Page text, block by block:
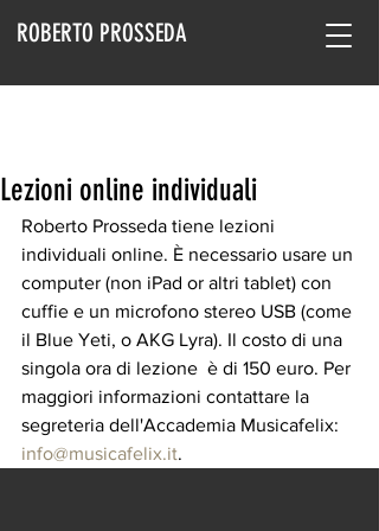
ROBERTO PROSSEDA
Lezioni online individuali
Roberto Prosseda tiene lezioni
individuali online. È necessario usare un
computer (non iPad or altri tablet) con
cuffie e un microfono stereo USB (come
il Blue Yeti, o AKG Lyra). Il costo di una
singola ora di lezione  è di 150 euro. Per
maggiori informazioni contattare la
segreteria dell'Accademia Musicafelix:
info@musicafelix.it.